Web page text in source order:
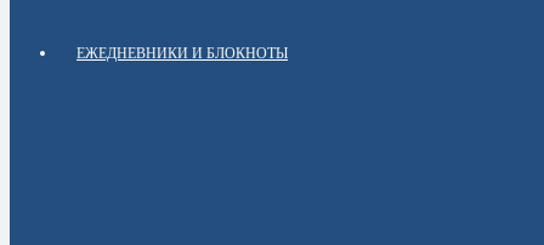
ЕЖЕДНЕВНИКИ И БЛОКНОТЫ